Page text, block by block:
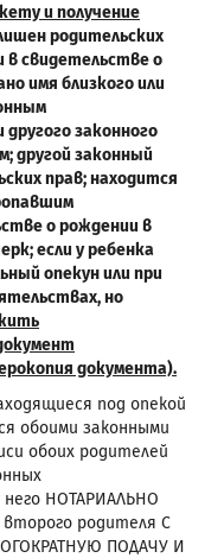
и получение
родительских
в свидетельстве о
имя близкого или
законного
другой законный
прав; находится
о рождении в
если у ребенка
опекун или при
но
документа).
под опекой
обоими законными
обоих родителей
него НОТАРИАЛЬНО
родителя С
ПОДАЧУ И